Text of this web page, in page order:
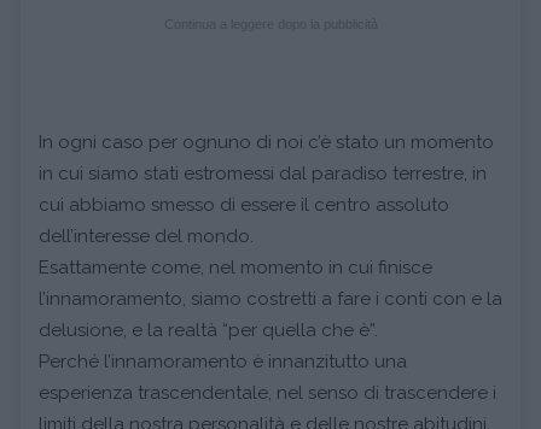
In ogni caso per ognuno di noi c’è stato un momento
in cui siamo stati estromessi dal paradiso terrestre, in
cui abbiamo smesso di essere il centro assoluto
dell’interesse del mondo.
Esattamente come, nel momento in cui finisce
l’innamoramento, siamo costretti a fare i conti con e la
delusione, e la realtà “per quella che è”.
Perché l’innamoramento è innanzitutto una
esperienza trascendentale, nel senso di trascendere i
limiti della nostra personalità e delle nostre abitudini,